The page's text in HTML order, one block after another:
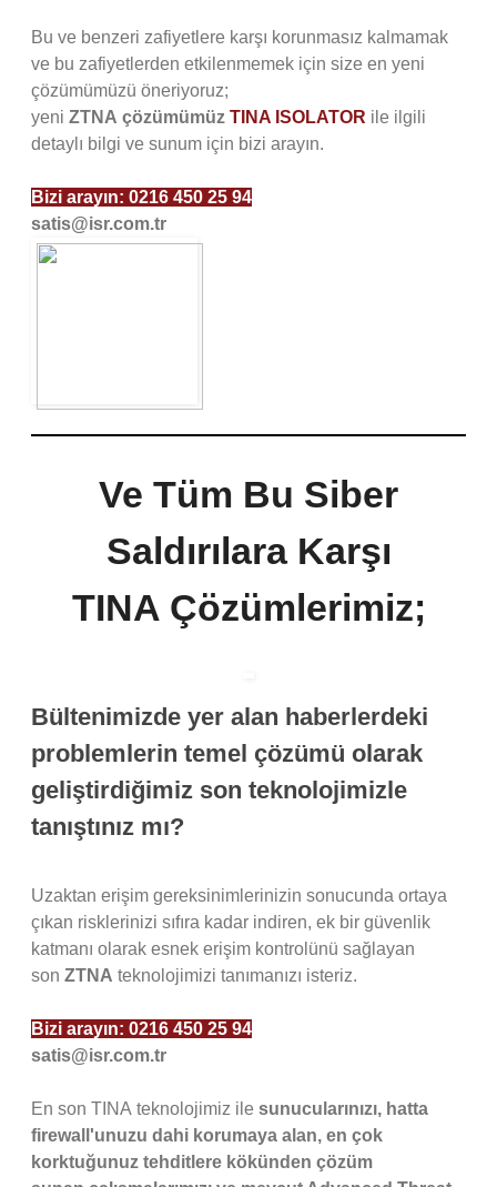
Bu ve benzeri zafiyetlere karşı korunmasız kalmamak
ve bu zafiyetlerden etkilenmemek için size en yeni
çözümümüzü öneriyoruz;
yeni ZTNA çözümümüz TINA ISOLATOR ile ilgili
detaylı bilgi ve sunum için bizi arayın.
Bizi arayın: 0216 450 25 94
satis@isr.com.tr
Ve Tüm Bu Siber
Saldırılara Karşı
TINA Çözümlerimiz;
Bültenimizde yer alan haberlerdeki
problemlerin temel çözümü olarak
geliştirdiğimiz son teknolojimizle
tanıştınız mı?
Uzaktan erişim gereksinimlerinizin sonucunda ortaya
çıkan risklerinizi sıfıra kadar indiren, ek bir güvenlik
katmanı olarak esnek erişim kontrolünü sağlayan
son ZTNA teknolojimizi tanımanızı isteriz.
Bizi arayın: 0216 450 25 94
satis@isr.com.tr
En son TINA teknolojimiz ile sunucularınızı, hatta
firewall'unuzu dahi korumaya alan, en çok
korktuğunuz tehditlere kökünden çözüm